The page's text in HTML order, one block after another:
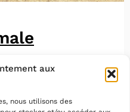
aux
nous utilisons des